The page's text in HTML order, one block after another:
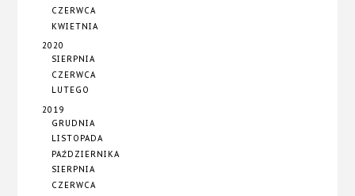
CZERWCA
KWIETNIA
2020
SIERPNIA
CZERWCA
LUTEGO
2019
GRUDNIA
LISTOPADA
PAŹDZIERNIKA
SIERPNIA
CZERWCA